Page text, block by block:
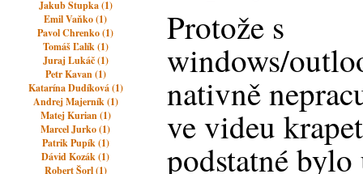
Jakub Stupka (1)
Emil Vaňko (1)
Pavol Chrenko (1)
Tomáš Ľalík (1)
Juraj Lukáč (1)
Petr Kavan (1)
Katarína Dudíková (1)
Andrej Majerník (1)
Matej Kurian (1)
Marcel Jurko (1)
Patrik Pupík (1)
Dávid Kozák (1)
Robert Šorl (1)
Protože s
windows/
nativně
ve videu
podstatné bylo